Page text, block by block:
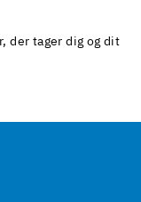
der tager dig og dit